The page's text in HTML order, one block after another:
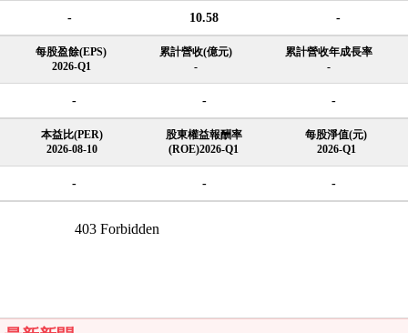
- 10.58 -
每股盈餘(EPS)
2026-Q1
累計營收(億元)
-
累計營收年成長率
-
- - -
本益比(PER)
2026-08-10
股東權益報酬率
(ROE)2026-Q1
每股淨值(元)
2026-Q1
- - -